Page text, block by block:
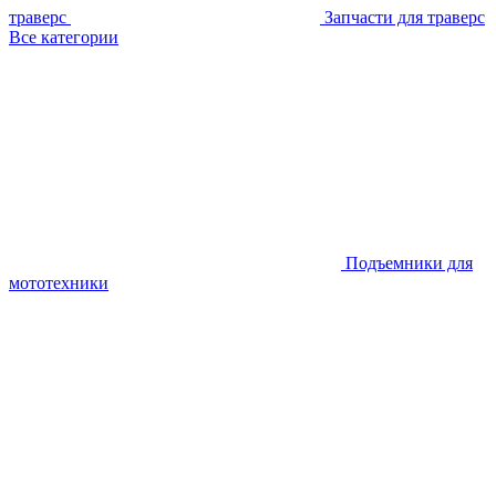
траверс
Запчасти для траверс
Все категории
Подъемники для
мототехники